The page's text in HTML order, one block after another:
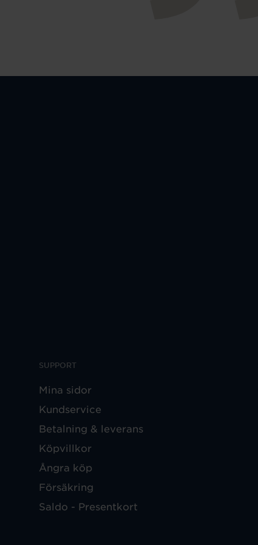
SUPPORT
Mina sidor
Kundservice
Betalning & leverans
Köpvillkor
Ångra köp
Försäkring
Saldo - Presentkort